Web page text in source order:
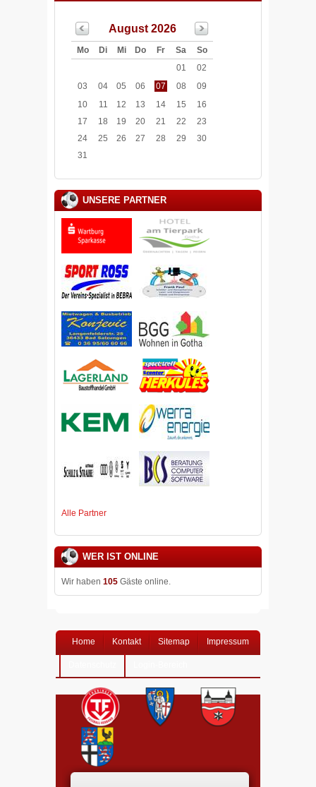
August 2026
Mo Di Mi Do Fr Sa
So
01
02
03
04 05 06 07 08
09
10
11 12 13 14 15
16
17
18 19 20 21 22
23
24
25 26 27 28 29
30
31
UNSERE PARTNER
Alle Partner
WER IST ONLINE
Wir haben 105 Gäste online.
Home Kontakt Sitemap Impressum